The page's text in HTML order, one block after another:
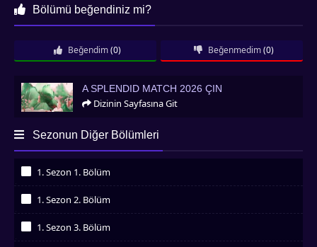
Bölümü beğendiniz mi?
Beğendim (0) Beğenmedim (0)
A Splendid Match 2026 Çin
A SPLENDID MATCH 2026 ÇIN
Dizinin Sayfasına Git
Sezonun Diğer Bölümleri
1. Sezon 1. Bölüm
1. Sezon 2. Bölüm
1. Sezon 3. Bölüm